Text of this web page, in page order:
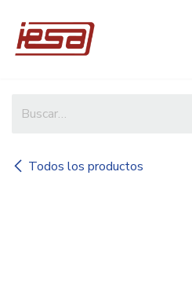
Todos los productos